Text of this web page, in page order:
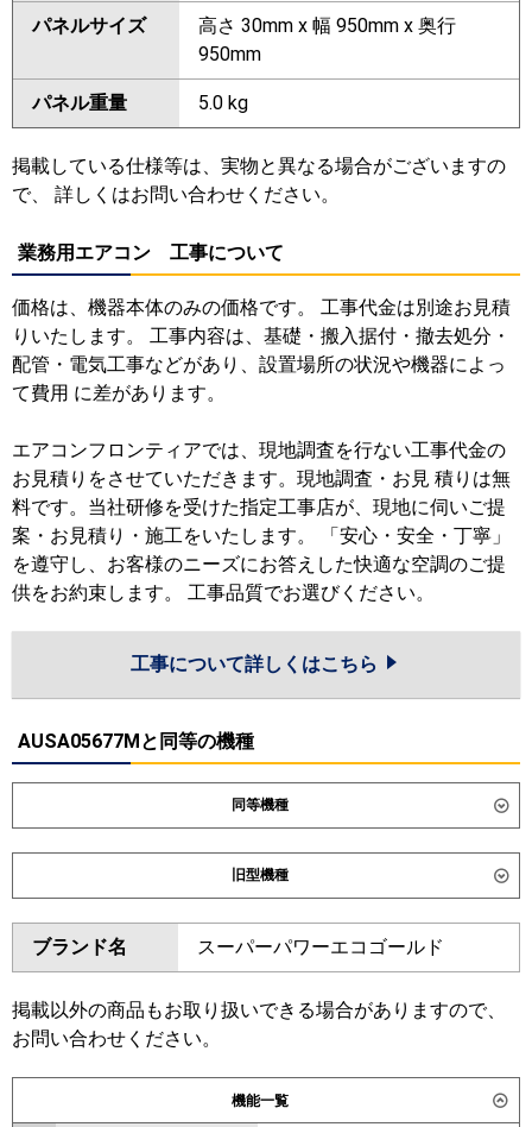
パネルサイズ
高さ 30mm x 幅 950mm x 奥行
950mm
パネル重量 5.0 kg
掲載している仕様等は、実物と異なる場合がございますの
で、 詳しくはお問い合わせください。
業務用エアコン 工事について
価格は、機器本体のみの価格です。 工事代金は別途お見積
りいたします。 工事内容は、基礎・搬入据付・撤去処分・
配管・電気工事などがあり、設置場所の状況や機器によっ
て費用 に差があります。
エアコンフロンティアでは、現地調査を行ない工事代金の
お見積りをさせていただきます。現地調査・お見 積りは無
料です。当社研修を受けた指定工事店が、現地に伺いご提
案・お見積り・施工をいたします。 「安心・安全・丁寧」
を遵守し、お客様のニーズにお答えした快適な空調のご提
供をお約束します。 工事品質でお選びください。
工事について詳しくはこちら
AUSA05677Mと同等の機種
同等機種
ダイキン SZRC56CNT SZRC56CT
SZRUC56CT
東芝 GUEA056111MUB GUEA056111XU
GUSA056131XU GUSA056131MUB
GUSA05613P1MUB
ERMP56H6
旧型機種
ダイキン SZRC56BYT SZRC56BYNT
SZRUC56BYT SZRC56BJNT
SZRC56BJT SZRJC56BJT
SZRJC56BFT SZRC56BFT
SZRC56BFNT
GUEA05611XU
ブランド名 スーパーパワーエコゴールド
掲載以外の商品もお取り扱いできる場合がありますので、
お問い合わせください。
機能一覧